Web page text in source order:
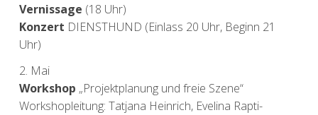
Vernissage (18 Uhr)
Konzert DIENSTHUND (Einlass 20 Uhr, Beginn 21
Uhr)
2. Mai
Workshop „Projektplanung und freie Szene“
Workshopleitung: Tatjana Heinrich, Evelina Rapti-